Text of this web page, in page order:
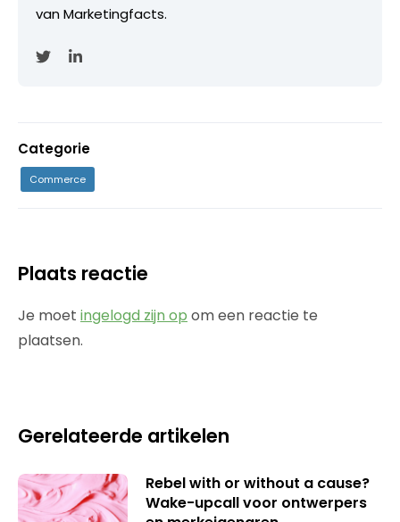
van Marketingfacts.
Categorie
Commerce
Plaats reactie
Je moet ingelogd zijn op om een reactie te
plaatsen.
Gerelateerde artikelen
Rebel with or without a cause?
Wake-upcall voor ontwerpers